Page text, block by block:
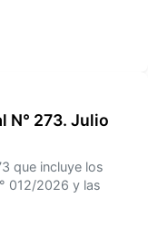
N° 273. Julio
que incluye los
012/2026 y las